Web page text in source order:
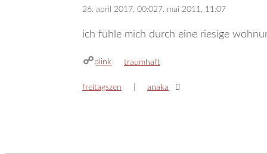
26. april 2017, 00:02 7. mai 2011, 11:07
ich fühle mich durch eine riesige
plink kategorien
traumhaft
freitagszen anaka